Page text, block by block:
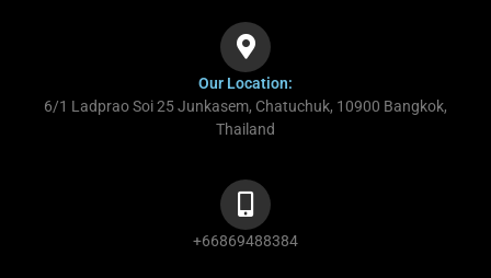
Our Location:
6/1 Ladprao Soi 25 Junkasem, Chatuchuk, 10900 Bangkok,
Thailand
+66869488384